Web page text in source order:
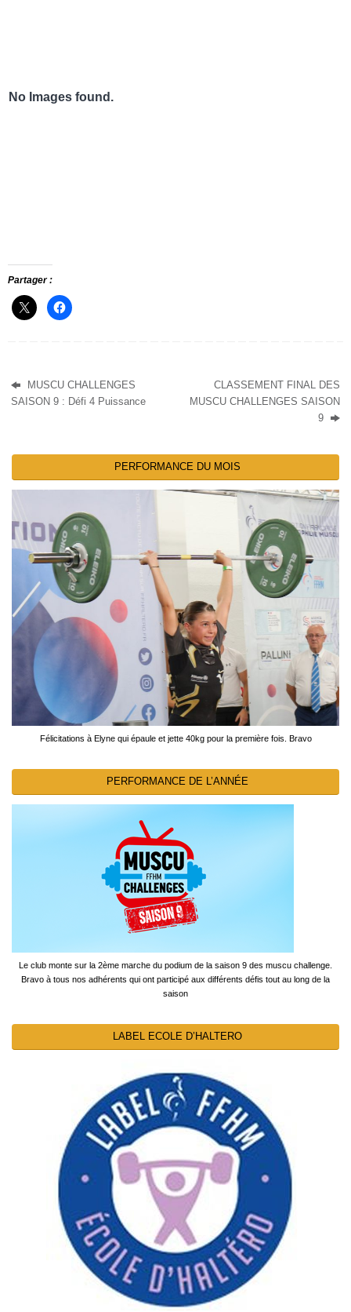
No Images found.
Partager :
MUSCU CHALLENGES
SAISON 9 : Défi 4 Puissance
CLASSEMENT FINAL DES
MUSCU CHALLENGES SAISON
9
PERFORMANCE DU MOIS
Félicitations à Elyne qui épaule et jette 40kg pour la première fois. Bravo
PERFORMANCE DE L’ANNÉE
Le club monte sur la 2ème marche du podium de la saison 9 des muscu challenge.
Bravo à tous nos adhérents qui ont participé aux différents défis tout au long de la
saison
LABEL ECOLE D’HALTERO